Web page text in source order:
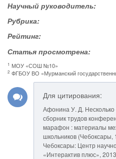
Научный руководитель:
Рубрика:
Рейтинг:
Статья просмотрена:
1 МОУ «СОШ №10»
2 ФГБОУ ВО «Мурманский
Для цитирования:
Афонина У. Д.
сборник трудов
марафон : материалы
школьников (Чебоксары,
Чебоксары: Центр
«Интерактив плюс»,